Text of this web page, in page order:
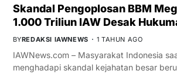
Skandal Pengoplosan BBM
1.000 Triliun IAW Desak
BYREDAKSI IAWNEWS 1 TAHUN AGO
IAWNews.com – Masyarakat Indonesia
menghadapi skandal kejahatan besar